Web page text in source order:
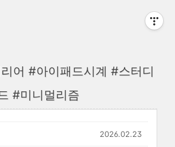
어 #아이패드시계 #스터디
#미니멀리즘
2026.02.23